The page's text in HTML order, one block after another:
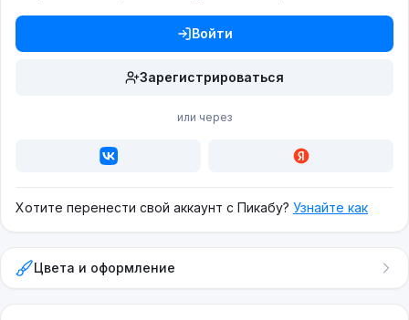
Войти
Зарегистрироваться
или через
Хотите перенести свой аккаунт с Пикабу? Узнайте как
Цвета и оформление